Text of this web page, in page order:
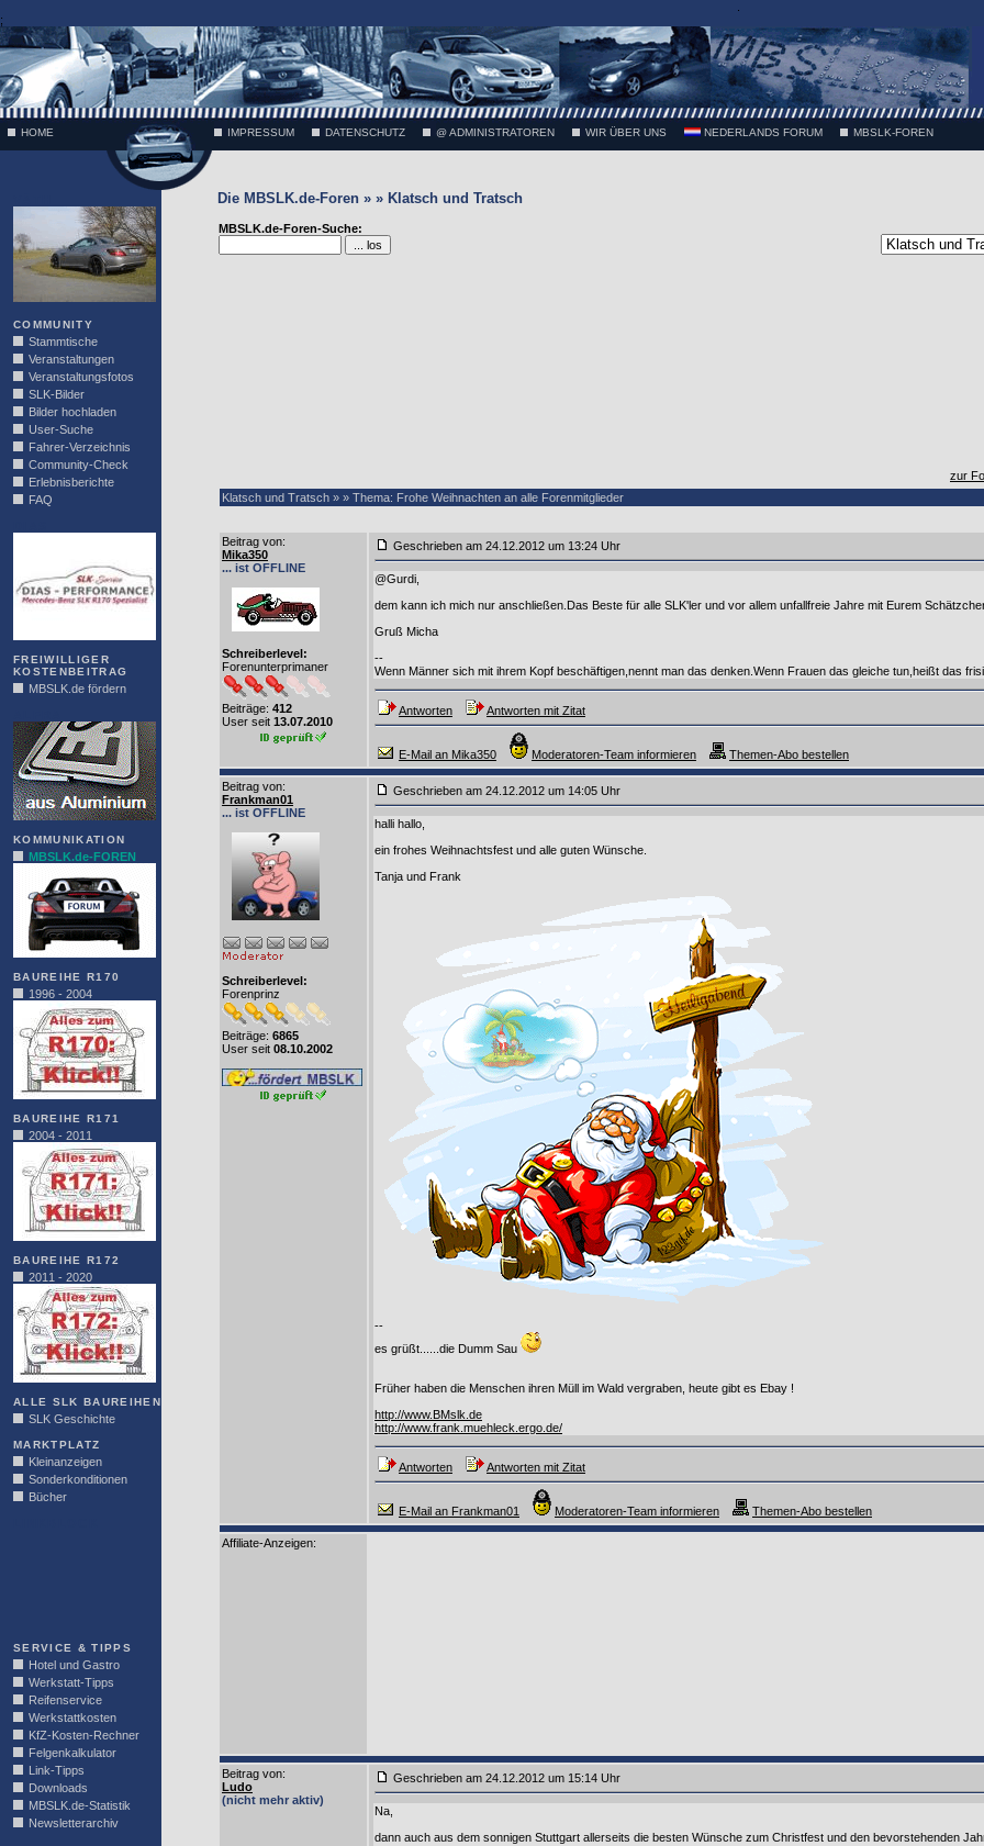
;
HOME IMPRESSUM DATENSCHUTZ @ ADMINISTRATOREN WIR ÜBER UNS NEDERLANDS FORUM MBSLK-FOREN
COMMUNITY
Stammtische
Veranstaltungen
Veranstaltungsfotos
SLK-Bilder
Bilder hochladen
User-Suche
Fahrer-Verzeichnis
Community-Check
Erlebnisberichte
FAQ
FREIWILLIGER
KOSTENBEITRAG
MBSLK.de fördern
KOMMUNIKATION
MBSLK.de-FOREN
BAUREIHE R170
1996 - 2004
BAUREIHE R171
2004 - 2011
BAUREIHE R172
2011 - 2020
ALLE SLK BAUREIHEN
SLK Geschichte
MARKTPLATZ
Kleinanzeigen
Sonderkonditionen
Bücher
SERVICE & TIPPS
Hotel und Gastro
Werkstatt-Tipps
Reifenservice
Werkstattkosten
KfZ-Kosten-Rechner
Felgenkalkulator
Link-Tipps
Downloads
MBSLK.de-Statistik
Newsletterarchiv
Die MBSLK.de-Foren » » Klatsch und Tratsch
MBSLK.de-Foren-Suche:
zur
Klatsch und Tratsch » » Thema: Frohe Weihnachten an alle Forenmitglieder
Beitrag von:
Mika350
... ist OFFLINE
Schreiberlevel:
Forenunterprimaner
Beiträge: 412
User seit 13.07.2010
Geschrieben am 24.12.2012 um 13:24 Uhr
@Gurdi,
dem kann ich mich nur anschließen.Das Beste für alle SLK'ler und vor allem unfallfreie Jahre mit Eurem
Gruß Micha
--
Wenn Männer sich mit ihrem Kopf beschäftigen,nennt man das denken.Wenn Frauen das gleiche tun,heißt das
Antworten Antworten mit Zitat
E-Mail an Mika350 Moderatoren-Team informieren Themen-Abo bestellen
Beitrag von:
Frankman01
... ist OFFLINE
Schreiberlevel:
Forenprinz
Beiträge: 6865
User seit 08.10.2002
Geschrieben am 24.12.2012 um 14:05 Uhr
halli hallo,
ein frohes Weihnachtsfest und alle guten Wünsche.
Tanja und Frank
--
es grüßt......die Dumm Sau
Früher haben die Menschen ihren Müll im Wald vergraben, heute gibt es Ebay !
http://www.BMslk.de
http://www.frank.muehleck.ergo.de/
Antworten Antworten mit Zitat
E-Mail an Frankman01 Moderatoren-Team informieren Themen-Abo bestellen
Affiliate-Anzeigen:
Beitrag von:
Ludo
(nicht mehr aktiv)
Geschrieben am 24.12.2012 um 15:14 Uhr
Na,
dann auch aus dem sonnigen Stuttgart allerseits die besten Wünsche zum Christfest und den bevorstehenden